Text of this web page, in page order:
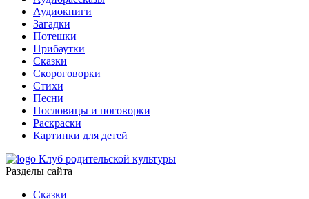
Аудиокниги
Загадки
Потешки
Прибаутки
Сказки
Скороговорки
Стихи
Песни
Пословицы и поговорки
Раскраски
Картинки для детей
Клуб родительской культуры
Разделы сайта
Сказки